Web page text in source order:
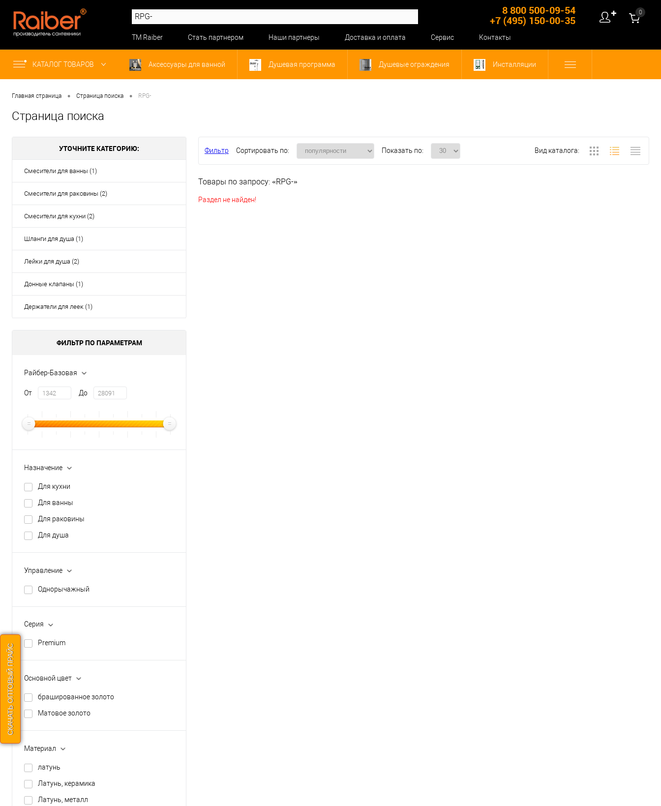
8 800 500-09-54
+7 (495) 150-00-35
ТМ Raiber Стать партнером Наши партнеры Доставка и оплата Сервис Контакты
✚ 0
КАТАЛОГ ТОВАРОВ Аксессуары для ванной Душевая программа Душевые ограждения Инсталляции
Главная страница • Страница поиска • RPG-
Страница поиска
УТОЧНИТЕ КАТЕГОРИЮ:
Смесители для ванны (1)
Смесители для раковины (2)
Смесители для кухни (2)
Шланги для душа (1)
Лейки для душа (2)
Донные клапаны (1)
Держатели для леек (1)
ФИЛЬТР ПО ПАРАМЕТРАМ
Райбер-Базовая
От До
Назначение
Для кухни
Для ванны
Для раковины
Для душа
Управление
Однорычажный
Серия
Premium
Основной цвет
брашированное золото
Матовое золото
Материал
латунь
Латунь, керамика
Латунь, металл
Фильтр Сортировать по: Показать по: Вид каталога:
Товары по запросу: «RPG-»
Раздел не найден!
СКАЧАТЬ ОПТОВЫЙ ПРАЙС